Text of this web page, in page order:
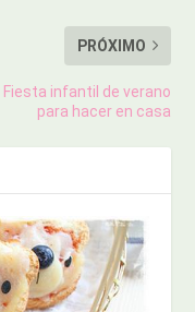
PRÓXIMO
Fiesta infantil de verano
para hacer en casa